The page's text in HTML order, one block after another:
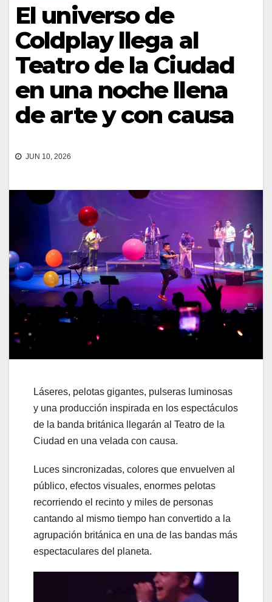
El universo de
Coldplay llega al
Teatro de la Ciudad
en una noche llena
de arte y con causa
JUN 10, 2026
Láseres, pelotas gigantes, pulseras luminosas
y una producción inspirada en los espectáculos
de la banda británica llegarán al Teatro de la
Ciudad en una velada con causa.
Luces sincronizadas, colores que envuelven al
público, efectos visuales, enormes pelotas
recorriendo el recinto y miles de personas
cantando al mismo tiempo han convertido a la
agrupación británica en una de las bandas más
espectaculares del planeta.